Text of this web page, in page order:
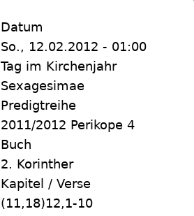
Datum
So., 12.02.2012 - 01:00
Tag im Kirchenjahr
Sexagesimae
Predigtreihe
2011/2012 Perikope 4
Buch
2. Korinther
Kapitel / Verse
(11,18)12,1-10